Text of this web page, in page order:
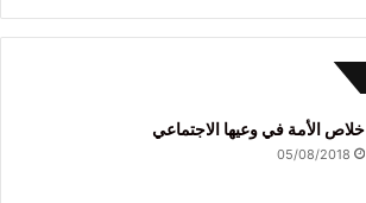
خلاص الأمة في وعيها الاجتماعي
05/08/2018